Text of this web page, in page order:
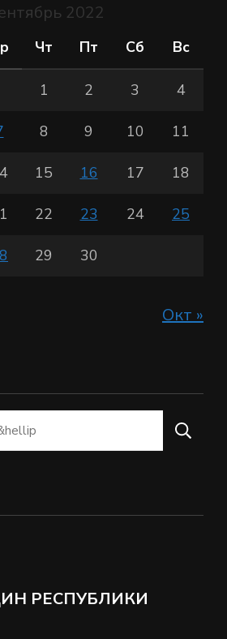
2022
Чт Пт Сб Вс
1 2 3 4
8 9 10 11
15 16 17 18
22 23 24 25
29 30
Окт »
РЕСПУБЛИКИ